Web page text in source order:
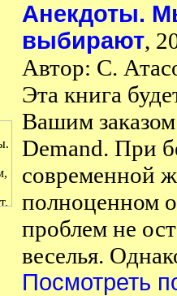
Анекдоты.
выбирают,
Автор: С.
Эта книга
Вашим
Demand. При
современной
полноценном
проблем не
веселья.
Посмотреть